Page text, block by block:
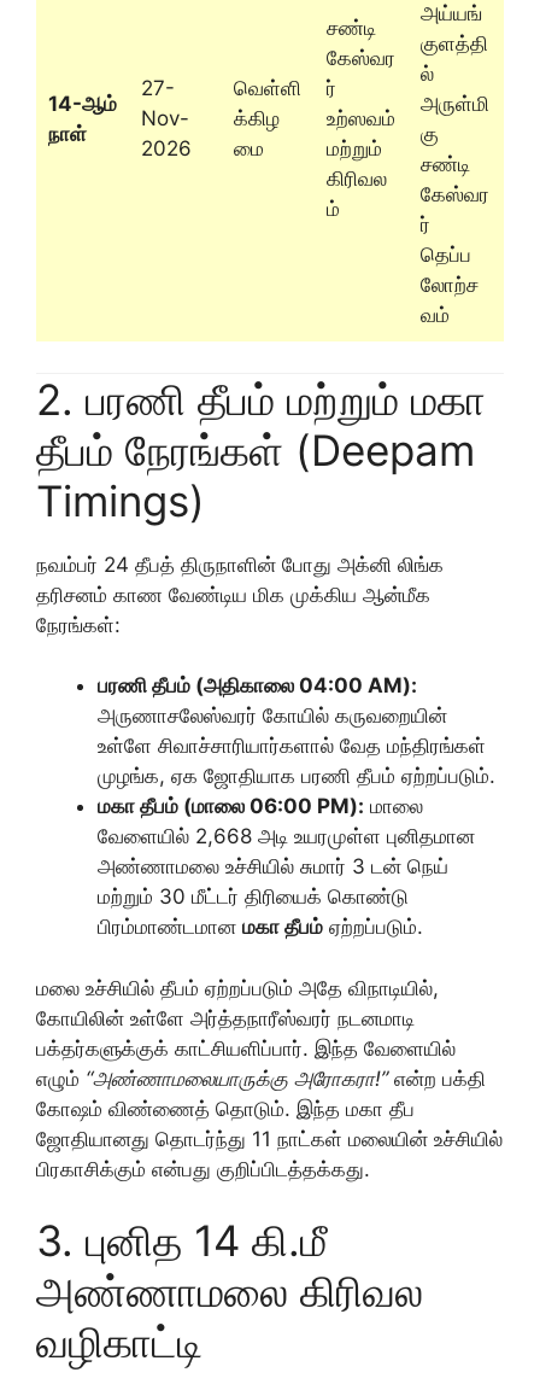
14-ஆம்
நாள்
27-
Nov-
2026
வெள்ளி
க்கிழ
மை
சண்டி
கேஸ்வர
ர்
உற்ஸவம்
மற்றும்
கிரிவல
ம்
அய்யங்
குளத்தி
ல்
அருள்மி
கு
சண்டி
கேஸ்வர
ர்
தெப்ப
லோற்ச
வம்
2. பரணி தீபம் மற்றும் மகா
தீபம் நேரங்கள் (Deepam
Timings)
நவம்பர் 24 தீபத் திருநாளின் போது அக்னி லிங்க
தரிசனம் காண வேண்டிய மிக முக்கிய ஆன்மீக
நேரங்கள்:
பரணி தீபம் (அதிகாலை 04:00 AM):
அருணாசலேஸ்வரர் கோயில் கருவறையின்
உள்ளே சிவாச்சாரியார்களால் வேத மந்திரங்கள்
முழங்க, ஏக ஜோதியாக பரணி தீபம் ஏற்றப்படும்.
மகா தீபம் (மாலை 06:00 PM): மாலை
வேளையில் 2,668 அடி உயரமுள்ள புனிதமான
அண்ணாமலை உச்சியில் சுமார் 3 டன் நெய்
மற்றும் 30 மீட்டர் திரியைக் கொண்டு
பிரம்மாண்டமான மகா தீபம் ஏற்றப்படும்.
மலை உச்சியில் தீபம் ஏற்றப்படும் அதே விநாடியில்,
கோயிலின் உள்ளே அர்த்தநாரீஸ்வரர் நடனமாடி
பக்தர்களுக்குக் காட்சியளிப்பார். இந்த வேளையில்
எழும் “அண்ணாமலையாருக்கு அரோகரா!”என்ற பக்தி
கோஷம் விண்ணைத் தொடும். இந்த மகா தீப
ஜோதியானது தொடர்ந்து 11 நாட்கள் மலையின் உச்சியில்
பிரகாசிக்கும் என்பது குறிப்பிடத்தக்கது.
3. புனித 14 கி.மீ
அண்ணாமலை கிரிவல
வழிகாட்டி